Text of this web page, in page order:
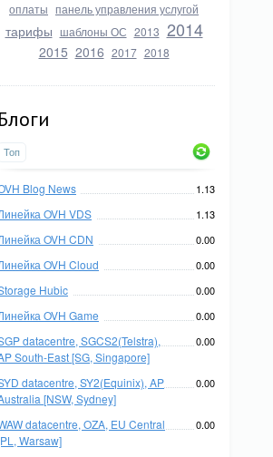
оплаты панель управления услугой
тарифы шаблоны ОС 2013 2014
2015 2016 2017 2018
Блоги
Топ
Blog News 1.13
OVH VDS 1.13
OVH CDN 0.00
OVH Cloud 0.00
Hubic 0.00
OVH Game 0.00
datacentre, SGCS2(Telstra),
South-East [SG, Singapore]
0.00
datacentre, SY2(Equinix), AP
[NSW, Sydney]
0.00
datacentre, OZA, EU Central
Warsaw]
0.00